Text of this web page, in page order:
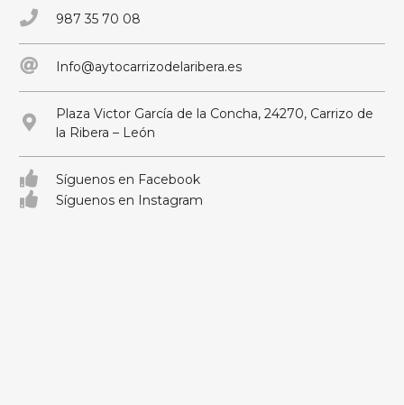
987 35 70 08
Info@aytocarrizodelaribera.es
Plaza Victor García de la Concha, 24270, Carrizo de
la Ribera – León
Síguenos en Facebook
Síguenos en Instagram